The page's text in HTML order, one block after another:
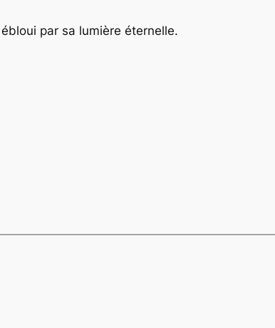
par sa lumière éternelle.